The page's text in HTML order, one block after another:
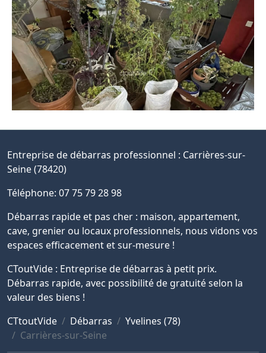
Entreprise de débarras professionnel : Carrières-sur-
Seine (78420)
Téléphone: 07 75 79 28 98
Débarras rapide et pas cher : maison, appartement,
cave, grenier ou locaux professionnels, nous vidons vos
espaces efficacement et sur-mesure !
CToutVide : Entreprise de débarras à petit prix.
Débarras rapide, avec possibilité de gratuité selon la
valeur des biens !
CTtoutVide
Débarras
Yvelines (78)
Carrières-sur-Seine